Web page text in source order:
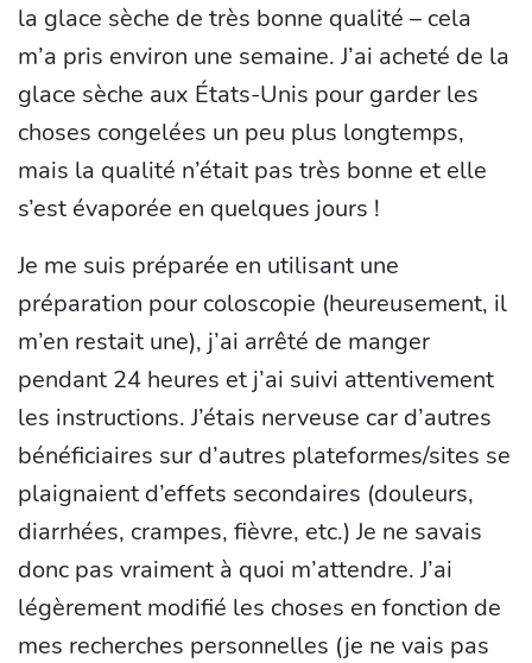
la glace sèche de très bonne qualité – cela
m’a pris environ une semaine. J’ai acheté de la
glace sèche aux États-Unis pour garder les
choses congelées un peu plus longtemps,
mais la qualité n’était pas très bonne et elle
s’est évaporée en quelques jours !
Je me suis préparée en utilisant une
préparation pour coloscopie (heureusement, il
m’en restait une), j’ai arrêté de manger
pendant 24 heures et j’ai suivi attentivement
les instructions. J’étais nerveuse car d’autres
bénéficiaires sur d’autres plateformes/sites se
plaignaient d’effets secondaires (douleurs,
diarrhées, crampes, fièvre, etc.) Je ne savais
donc pas vraiment à quoi m’attendre. J’ai
légèrement modifié les choses en fonction de
mes recherches personnelles (je ne vais pas